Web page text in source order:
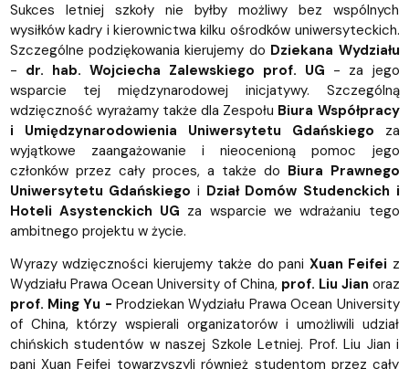
Sukces letniej szkoły nie byłby możliwy bez wspólnych
wysiłków kadry i kierownictwa kilku ośrodków uniwersyteckich.
Szczególne podziękowania kierujemy do Dziekana Wydziału
- dr. hab. Wojciecha Zalewskiego prof. UG - za jego
wsparcie tej międzynarodowej inicjatywy. Szczególną
wdzięczność wyrażamy także dla Zespołu Biura Współpracy
i Umiędzynarodowienia Uniwersytetu Gdańskiego za
wyjątkowe zaangażowanie i nieocenioną pomoc jego
członków przez cały proces, a także do Biura Prawnego
Uniwersytetu Gdańskiego i Dział Domów Studenckich i
Hoteli Asystenckich UG za wsparcie we wdrażaniu tego
ambitnego projektu w życie.
Wyrazy wdzięczności kierujemy także do pani Xuan Feifei z
Wydziału Prawa Ocean University of China, prof. Liu Jian oraz
prof. Ming Yu - Prodziekan Wydziału Prawa Ocean University
of China, którzy wspierali organizatorów i umożliwili udział
chińskich studentów w naszej Szkole Letniej. Prof. Liu Jian i
pani Xuan Feifei towarzyszyli również studentom przez cały